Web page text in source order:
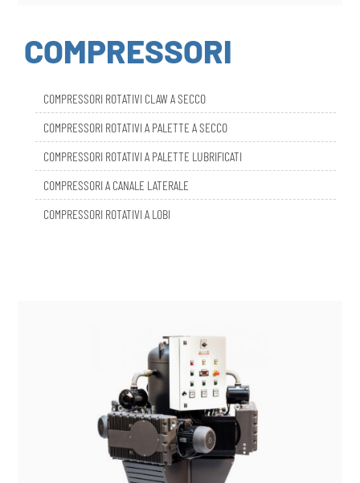
COMPRESSORI
COMPRESSORI ROTATIVI A PALETTE A SECCO
COMPRESSORI ROTATIVI A PALETTE LUBRIFICATI
COMPRESSORI A CANALE LATERALE
COMPRESSORI ROTATIVI A LOBI